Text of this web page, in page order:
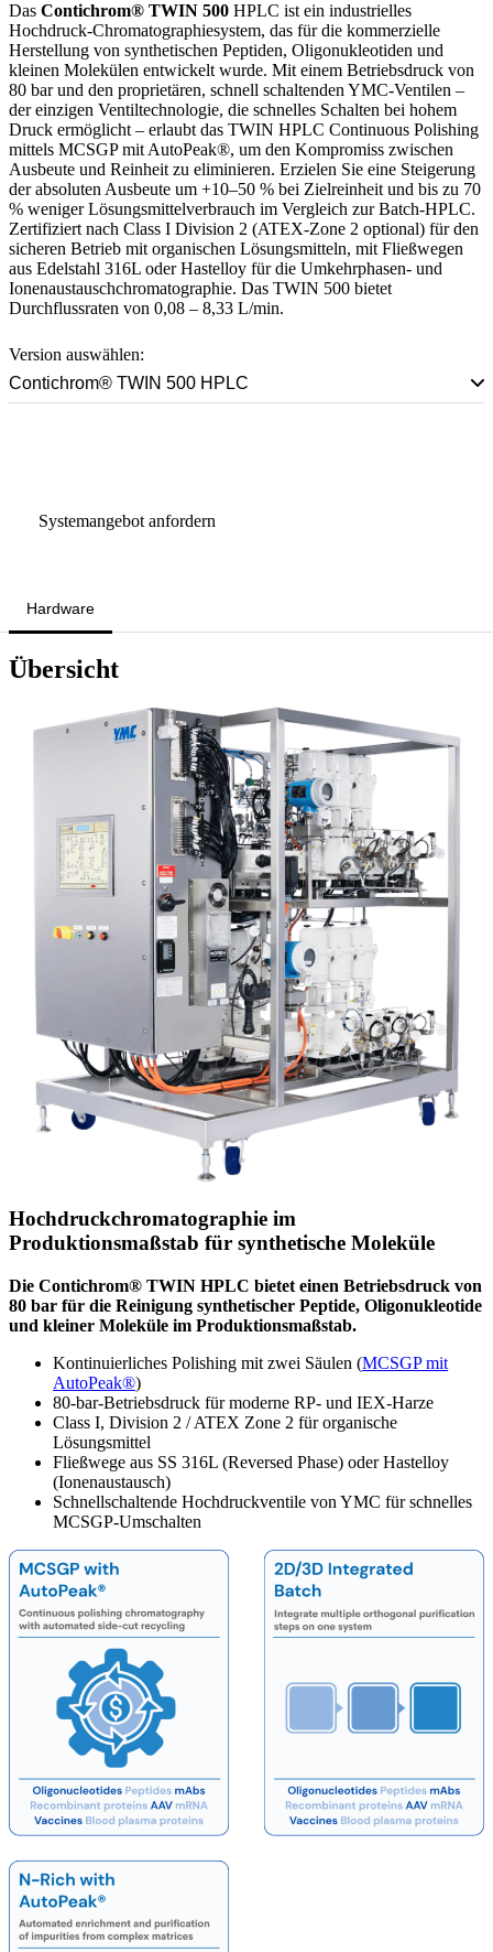
Das Contichrom® TWIN 500 HPLC ist ein industrielles
Hochdruck-Chromatographiesystem, das für die kommerzielle
Herstellung von synthetischen Peptiden, Oligonukleotiden und
kleinen Molekülen entwickelt wurde. Mit einem Betriebsdruck von
80 bar und den proprietären, schnell schaltenden YMC-Ventilen –
der einzigen Ventiltechnologie, die schnelles Schalten bei hohem
Druck ermöglicht – erlaubt das TWIN HPLC Continuous Polishing
mittels MCSGP mit AutoPeak®, um den Kompromiss zwischen
Ausbeute und Reinheit zu eliminieren. Erzielen Sie eine Steigerung
der absoluten Ausbeute um +10–50 % bei Zielreinheit und bis zu 70
% weniger Lösungsmittelverbrauch im Vergleich zur Batch-HPLC.
Zertifiziert nach Class I Division 2 (ATEX-Zone 2 optional) für den
sicheren Betrieb mit organischen Lösungsmitteln, mit Fließwegen
aus Edelstahl 316L oder Hastelloy für die Umkehrphasen- und
Ionenaustauschchromatographie. Das TWIN 500 bietet
Durchflussraten von 0,08 – 8,33 L/min.
Version auswählen:
Contichrom® TWIN 500 HPLC
Systemangebot anfordern
Hardware
Übersicht
Hochdruckchromatographie im
Produktionsmaßstab für synthetische Moleküle
Die Contichrom® TWIN HPLC bietet einen Betriebsdruck von
80 bar für die Reinigung synthetischer Peptide, Oligonukleotide
und kleiner Moleküle im Produktionsmaßstab.
Kontinuierliches Polishing mit zwei Säulen (MCSGP mit
AutoPeak®)
80-bar-Betriebsdruck für moderne RP- und IEX-Harze
Class I, Division 2 / ATEX Zone 2 für organische
Lösungsmittel
Fließwege aus SS 316L (Reversed Phase) oder Hastelloy
(Ionenaustausch)
Schnellschaltende Hochdruckventile von YMC für schnelles
MCSGP-Umschalten